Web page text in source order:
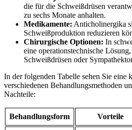
die für die Schweißdrüsen
zu sechs Monate​ anhalten.
Medikamente: Anticholinergika
Schweißproduktion ⁣reduzieren
Chirurgische Optionen: In
eine operationstechnische
Schweißdrüsen oder
In der folgenden Tabelle sehen Sie eine⁢
verschiedenen Behandlungsmethoden
Nachteile:
Behandlungsform Vorteile